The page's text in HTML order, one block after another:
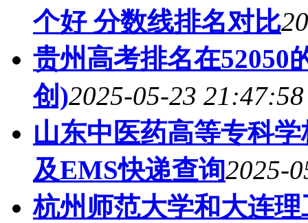
个好 分数线排名对比
贵州高考排名在52050
创)2025-05-23 21:47:58
山东中医药高等专科
及EMS快递查询2025-
杭州师范大学和大连